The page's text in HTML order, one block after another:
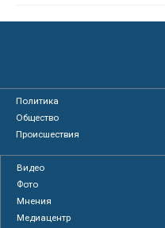
Политика
Общество
Происшествия
Видео
Фото
Мнения
Медиацентр